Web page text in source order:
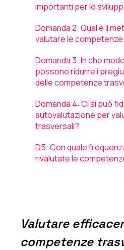
importanti per lo
Domanda 2: Qual è il
valutare le
Domanda 3: In che
possono ridurre i
delle competenze
Domanda 4: Ci si può
autovalutazione per
trasversali?
D5: Con quale
rivalutate le
Valutare
competenze